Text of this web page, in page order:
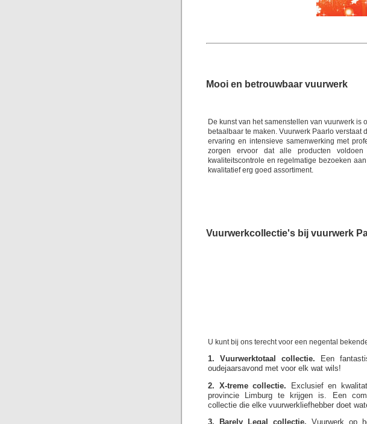
Mooi en betrouwbaar vuurwerk
De kunst van het samenstellen van vuurwerk is
betaalbaar te maken. Vuurwerk Paarlo verstaat
ervaring en intensieve samenwerking met
zorgen ervoor dat alle producten
kwaliteitscontrole en regelmatige bezoeken
kwalitatief erg goed assortiment.
Vuurwerkcollectie's bij vuurwerk
U kunt bij ons terecht voor een negental
1. Vuurwerktotaal collectie. Een
oudejaarsavond met voor elk wat wils!
2. X-treme collectie. Exclusief en
provincie Limburg te krijgen is. Een
collectie die elke vuurwerkliefhebber doet